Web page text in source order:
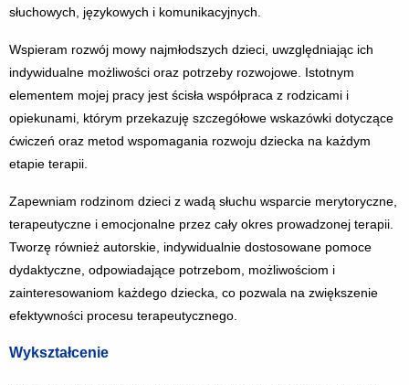
słuchowych, językowych i komunikacyjnych.
Wspieram rozwój mowy najmłodszych dzieci, uwzględniając ich
indywidualne możliwości oraz potrzeby rozwojowe. Istotnym
elementem mojej pracy jest ścisła współpraca z rodzicami i
opiekunami, którym przekazuję szczegółowe wskazówki dotyczące
ćwiczeń oraz metod wspomagania rozwoju dziecka na każdym
etapie terapii.
Zapewniam rodzinom dzieci z wadą słuchu wsparcie merytoryczne,
terapeutyczne i emocjonalne przez cały okres prowadzonej terapii.
Tworzę również autorskie, indywidualnie dostosowane pomoce
dydaktyczne, odpowiadające potrzebom, możliwościom i
zainteresowaniom każdego dziecka, co pozwala na zwiększenie
efektywności procesu terapeutycznego.
Wykształcenie